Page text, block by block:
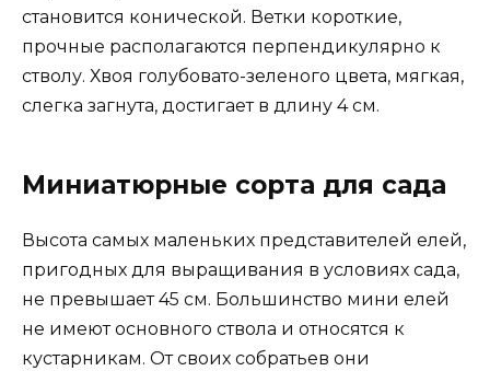
становится конической. Ветки короткие,
прочные располагаются перпендикулярно к
стволу. Хвоя голубовато-зеленого цвета, мягкая,
слегка загнута, достигает в длину 4 см.
Миниатюрные сорта для сада
Высота самых маленьких представителей елей,
пригодных для выращивания в условиях сада,
не превышает 45 см. Большинство мини елей
не имеют основного ствола и относятся к
кустарникам. От своих собратьев они